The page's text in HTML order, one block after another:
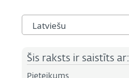
Latviešu
Šis raksts ir saistīts ar: